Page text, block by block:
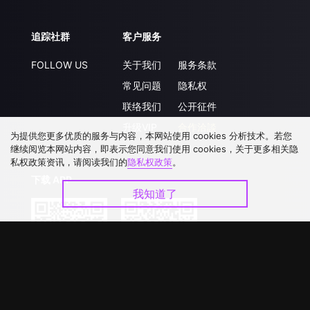
追踪社群
FOLLOW US
客户服务
关于我们
常见问题
联络我们
服务条款
隐私权
公开征件
下载 APP
为提供您更多优质的服务与内容，本网站使用 cookies 分析技术。若您
继续阅览本网站内容，即表示您同意我们使用 cookies，关于更多相关隐
私权政策资讯，请阅读我们的隐私权政策。
我知道了